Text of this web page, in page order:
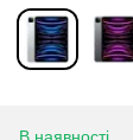
В наявності